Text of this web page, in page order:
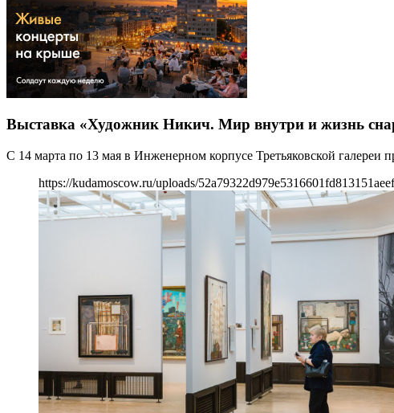
Выставка «Художник Никич. Мир внутри и жизнь
С 14 марта по 13 мая в Инженерном корпусе Третьяковской
https://kudamoscow.ru/uploads/